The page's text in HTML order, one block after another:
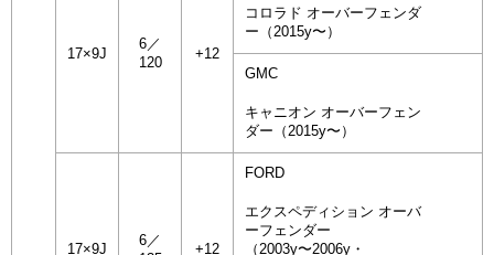
17×9J
6／
120
+12
コロラド オーバーフェンダ
ー（2015y〜）
GMC
キャニオン オーバーフェン
ダー（2015y〜）
17×9J
6／
+12
FORD
エクスペディション オーバ
ーフェンダー
（2003y〜2006y・